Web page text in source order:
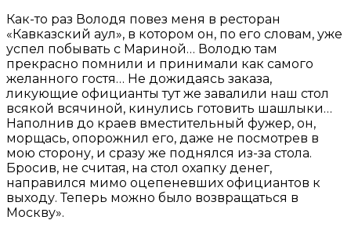
Как-то раз Володя повез меня в ресторан
«Кавказский аул», в котором он, по его словам, уже
успел побывать с Мариной… Володю там
прекрасно помнили и принимали как самого
желанного гостя… Не дожидаясь заказа,
ликующие официанты тут же завалили наш стол
всякой всячиной, кинулись готовить шашлыки…
Наполнив до краев вместительный фужер, он,
морщась, опорожнил его, даже не посмотрев в
мою сторону, и сразу же поднялся из-за стола.
Бросив, не считая, на стол охапку денег,
направился мимо оцепеневших официантов к
выходу. Теперь можно было возвращаться в
Москву».